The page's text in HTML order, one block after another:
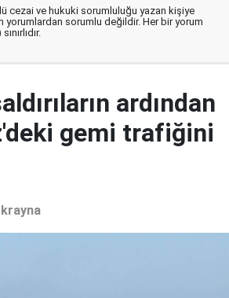
cezai ve hukuki sorumluluğu yazan kişiye
yorumlardan sorumlu değildir. Her bir yorum
ardından
gemi trafiğini